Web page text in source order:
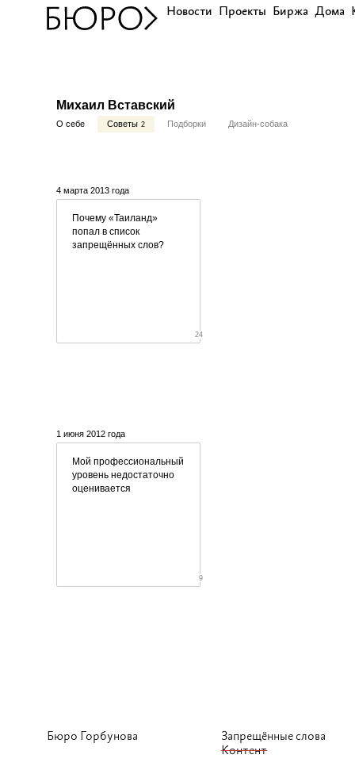
Новости Проекты Биржа Дома
Михаил Вставский
О себе Советы 2 Подборки Дизайн-собака
4 марта 2013 года
Почему «Таиланд»
попал в список
запрещённых слов?
24
1 июня 2012 года
Мой профессиональный
уровень недостаточно
оценивается
9
Бюро Горбунова
Запрещённые слова
Контент